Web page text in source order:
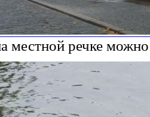
местной речке